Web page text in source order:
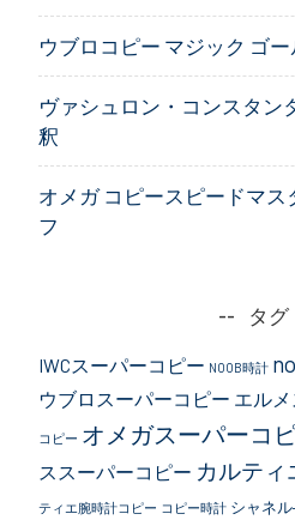
ウブロコピー マジック ゴ
ヴァシュロン・コンスタン
釈
オメガ コピースピードマス
フ
タグ
IWCスーパーコピー NOOB時計
ウブロスーパーコピー エル
コピー オメガスーパーコ
ススーパーコピー カルティ
ティエ腕時計コピー コピー時計 シャネ